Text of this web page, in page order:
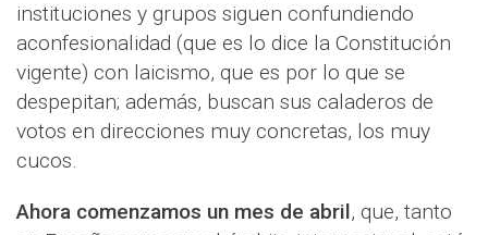
instituciones y grupos siguen confundiendo
aconfesionalidad (que es lo dice la Constitución
vigente) con laicismo, que es por lo que se
despepitan; además, buscan sus caladeros de
votos en direcciones muy concretas, los muy
cucos.
Ahora comenzamos un mes de abril, que, tanto